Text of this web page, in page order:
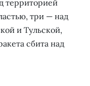
территорией
три — над
и Тульской,
сбита над